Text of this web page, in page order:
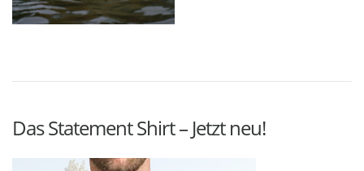
Das Statement Shirt – Jetzt neu!